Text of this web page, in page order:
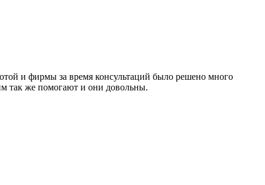
и фирмы за время консультаций было решено много
так же помогают и они довольны.